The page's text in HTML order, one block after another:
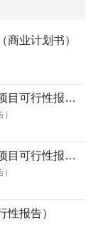
业计划书）
人造草坪项目商业计划书-中金企信编制（项目可行性报告）
人造草丝项目商业计划书-中金企信编制（项目可行性报告）
性报告）